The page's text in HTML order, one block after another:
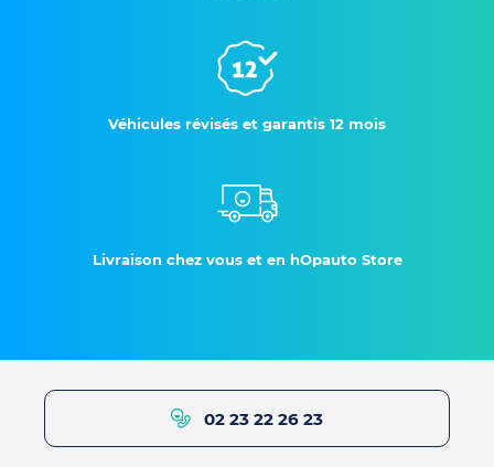
Véhicules révisés et garantis 12 mois
Livraison chez vous et en hOpauto Store
02 23 22 26 23